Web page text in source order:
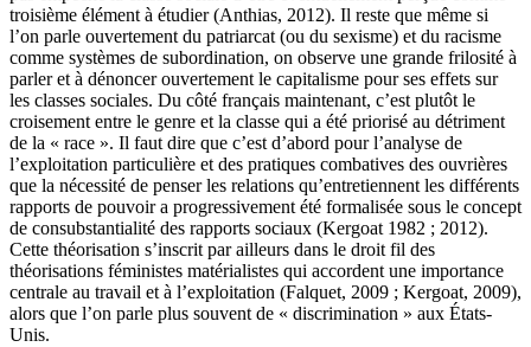
troisième élément à étudier (Anthias, 2012). Il reste que même si
l’on parle ouvertement du patriarcat (ou du sexisme) et du racisme
comme systèmes de subordination, on observe une grande frilosité à
parler et à dénoncer ouvertement le capitalisme pour ses effets sur
les classes sociales. Du côté français maintenant, c’est plutôt le
croisement entre le genre et la classe qui a été priorisé au détriment
de la « race ». Il faut dire que c’est d’abord pour l’analyse de
l’exploitation particulière et des pratiques combatives des ouvrières
que la nécessité de penser les relations qu’entretiennent les différents
rapports de pouvoir a progressivement été formalisée sous le concept
de consubstantialité des rapports sociaux (Kergoat 1982 ; 2012).
Cette théorisation s’inscrit par ailleurs dans le droit fil des
théorisations féministes matérialistes qui accordent une importance
centrale au travail et à l’exploitation (Falquet, 2009 ; Kergoat, 2009),
alors que l’on parle plus souvent de « discrimination » aux États-
Unis.